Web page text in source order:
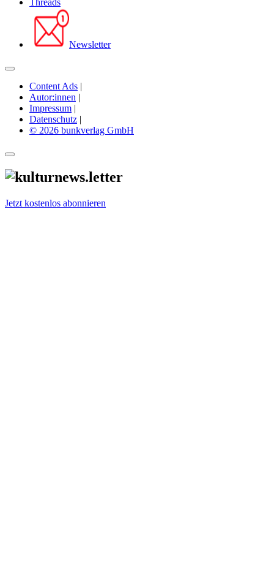
Threads
Newsletter
Content Ads |
Autor:innen |
Impressum |
Datenschutz |
© 2026 bunkverlag GmbH
Jetzt kostenlos abonnieren